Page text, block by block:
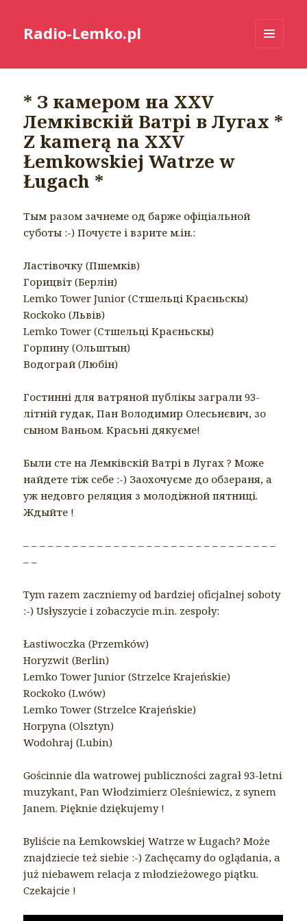
Radio-Lemko.pl
* З камером на XXV
Лемківскій Ватрі в Лугах *
Z kamerą na XXV
Łemkowskiej Watrze w
Ługach *
Тым разом зачнеме од барже офіціальной
суботы :-) Почуєте і взрите м.ін.:
Ластівочку (Пшемків)
Горицвіт (Берлін)
Lemko Tower Junior (Стшельці Краєньскы)
Rockoko (Львів)
Lemko Tower (Стшельці Краєньскы)
Горпину (Ольштын)
Водограй (Любін)
Гостинні для ватряной публікы заграли 93-
літній гудак, Пан Володимир Олесьнєвич, зо
сыном Ваньом. Красьні дякуєме!
Были сте на Лемківскій Ватрі в Лугах ? Може
найдете тіж себе :-) Заохочуєме до обзераня, а
уж недовго реляция з молодіжной пятниці.
Ждыйте !
– – – – – – – – – – – – – – – – – – – – – – – – – – – – – – –
– –
Tym razem zaczniemy od bardziej oficjalnej soboty
:-) Usłyszycie i zobaczycie m.in. zespoły:
Łastiwoczka (Przemków)
Horyzwit (Berlin)
Lemko Tower Junior (Strzelce Krajeńskie)
Rockoko (Lwów)
Lemko Tower (Strzelce Krajeńskie)
Horpyna (Olsztyn)
Wodohraj (Lubin)
Gościnnie dla watrowej publiczności zagrał 93-letni
muzykant, Pan Włodzimierz Oleśniewicz, z synem
Janem. Pięknie dziękujemy !
Byliście na Łemkowskiej Watrze w Ługach? Może
znajdziecie też siebie :-) Zachęcamy do oglądania, a
już niebawem relacja z młodzieżowego piątku.
Czekajcie !